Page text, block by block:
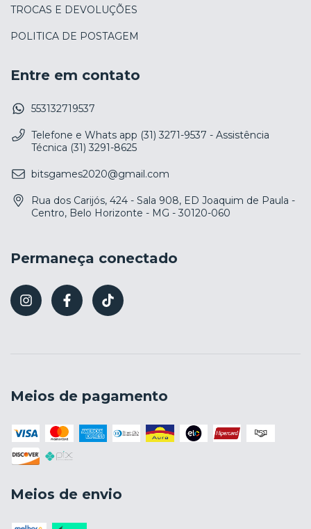
TROCAS E DEVOLUÇÕES
POLITICA DE POSTAGEM
Entre em contato
553132719537
Telefone e Whats app (31) 3271-9537 - Assistência
Técnica (31) 3291-8625
bitsgames2020@gmail.com
Rua dos Carijós, 424 - Sala 908, ED Joaquim de Paula -
Centro, Belo Horizonte - MG - 30120-060
Permaneça conectado
Meios de pagamento
Meios de envio